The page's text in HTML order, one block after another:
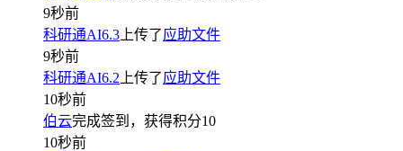
9秒前
科研通AI6.3 上传了应助文件
9秒前
科研通AI6.2 上传了应助文件
10秒前
伯云完成签到，获得积分10
10秒前